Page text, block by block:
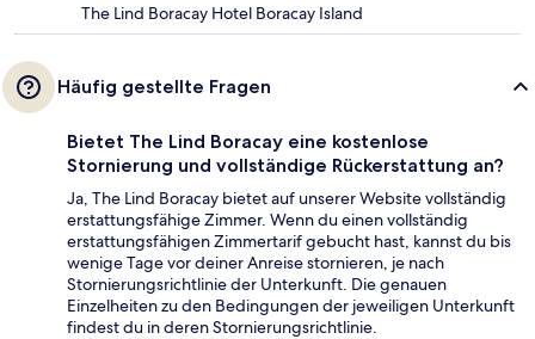
The Lind Boracay Hotel Boracay Island
Häufig gestellte Fragen
Bietet The Lind Boracay eine kostenlose
Stornierung und vollständige Rückerstattung an?
Ja, The Lind Boracay bietet auf unserer Website vollständig
erstattungsfähige Zimmer. Wenn du einen vollständig
erstattungsfähigen Zimmertarif gebucht hast, kannst du bis
wenige Tage vor deiner Anreise stornieren, je nach
Stornierungsrichtlinie der Unterkunft. Die genauen
Einzelheiten zu den Bedingungen der jeweiligen Unterkunft
findest du in deren Stornierungsrichtlinie.